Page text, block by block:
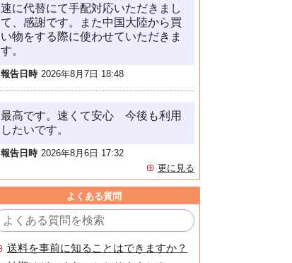
速に代替にて手配対応いただきまし
て、感謝です。また中国大陸から買
い物をする際に使わせていただきま
す。
報告日時 2026年8月7日 18:48
最高です。速くて安心 今後も利用
したいです。
報告日時 2026年8月6日 17:32
更に見る
よくある質問
送料を事前に知ることはできますか？